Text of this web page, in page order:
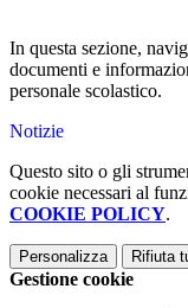
In questa sezione,
documenti e
personale scolastico.
Notizie
Questo sito o gli
cookie necessari al
COOKIE POLICY.
Personalizza Rifiuta
Gestione cookie